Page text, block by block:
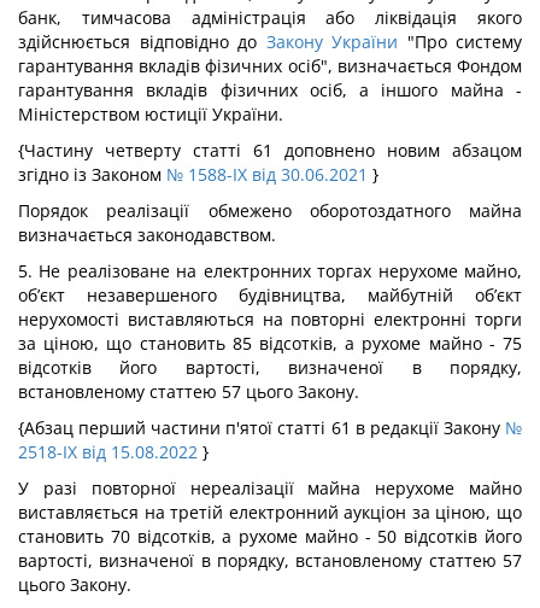
банк, тимчасова адміністрація або ліквідація якого
здійснюється відповідно до Закону України "Про систему
гарантування вкладів фізичних осіб", визначається Фондом
гарантування вкладів фізичних осіб, а іншого майна -
Міністерством юстиції України.
{Частину четверту статті 61 доповнено новим абзацом
згідно із Законом № 1588-IX від 30.06.2021 }
Порядок реалізації обмежено оборотоздатного майна
визначається законодавством.
5. Не реалізоване на електронних торгах нерухоме майно,
об’єкт незавершеного будівництва, майбутній об’єкт
нерухомості виставляються на повторні електронні торги
за ціною, що становить 85 відсотків, а рухоме майно - 75
відсотків його вартості, визначеної в порядку,
встановленому статтею 57 цього Закону.
{Абзац перший частини п'ятої статті 61 в редакції Закону №
2518-IX від 15.08.2022 }
У разі повторної нереалізації майна нерухоме майно
виставляється на третій електронний аукціон за ціною, що
становить 70 відсотків, а рухоме майно - 50 відсотків його
вартості, визначеної в порядку, встановленому статтею 57
цього Закону.